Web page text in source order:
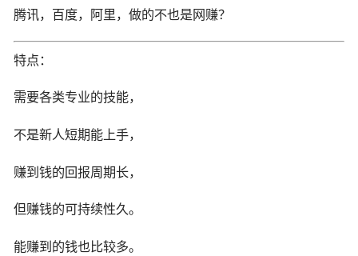
腾讯，百度，阿里，做的不也是网赚？
特点：
需要各类专业的技能，
不是新人短期能上手，
赚到钱的回报周期长，
但赚钱的可持续性久。
能赚到的钱也比较多。